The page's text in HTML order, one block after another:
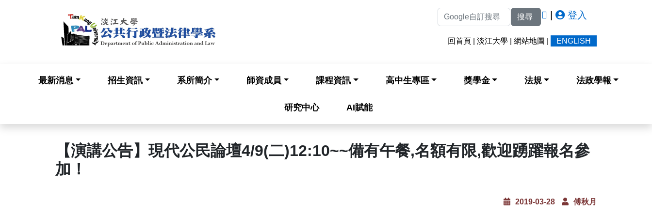
搜尋 登入
回首頁 淡江大學 網站地圖 ENGLISH
最新消息 招生資訊 系所簡介 師資成員 課程資訊 高中生專區 獎學金 法規 法政學報
研究中心 AI賦能
【演講公告】現代公民論壇4/9(二)12:10~~備有午餐,名額有限,歡迎踴躍報名參
加！
2019-03-28 傅秋月